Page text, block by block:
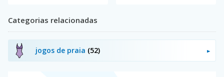
Categorias relacionadas
jogos de praia (52)